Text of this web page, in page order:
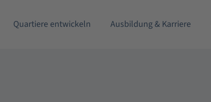
Quartiere entwickeln Ausbildung & Karriere